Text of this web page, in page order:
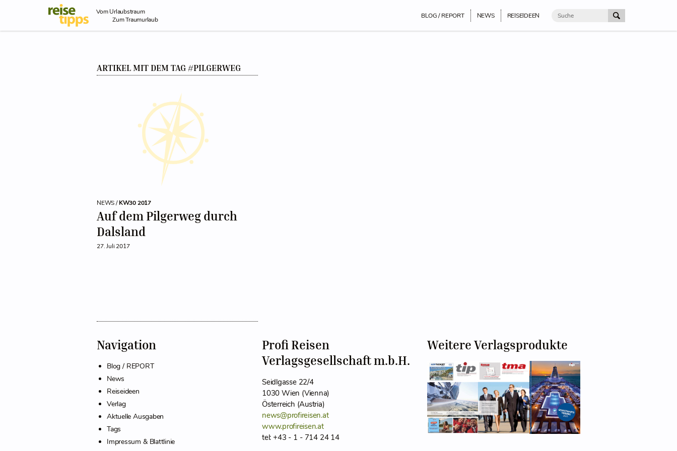
Skip to Content
Vom Urlaubstraum
Zum Traumurlaub
BLOG / REPORT NEWS REISEIDEEN
ARTIKEL MIT DEM TAG #PILGERWEG
NEWS /KW30 2017
Auf dem Pilgerweg durch
Dalsland
27. Juli 2017
Navigation
Blog / REPORT
News
Reiseideen
Verlag
Aktuelle Ausgaben
Tags
Impressum & Blattlinie
Profi Reisen
Verlagsgesellschaft m.b.H.
Seidlgasse 22/4
1030 Wien (Vienna)
Österreich (Austria)
news@profireisen.at
www.profireisen.at
tel: +43 - 1 - 714 24 14
Weitere Verlagsprodukte